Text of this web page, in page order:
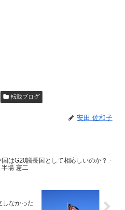
転載ブログ
安田 佐和子
国はG20議長国として相応しいのか？ -
半場 憲二
しなかった